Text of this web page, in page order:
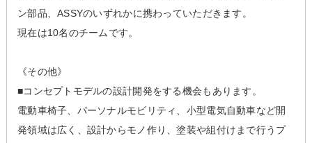
ン部品、ASSYのいずれかに携わっていただきます。
現在は10名のチームです。
《その他》
■コンセプトモデルの設計開発をする機会もあります。
電動車椅子、パーソナルモビリティ、小型電気自動車など開
発領域は広く、設計からモノ作り、塗装や組付けまで行うプ